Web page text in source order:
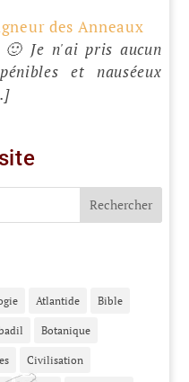
des Anneaux
Je n'ai pris aucun
et nauséeux
Atlantide Bible
Botanique
Civilisation